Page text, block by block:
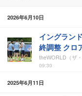
2026年6月10日
イングラン
終調整 クロ
theWORLD（ザ
09:30
2025年6月11日